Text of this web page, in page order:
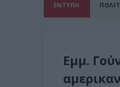
ΕΝΤΥΠΗ
Εμμ.